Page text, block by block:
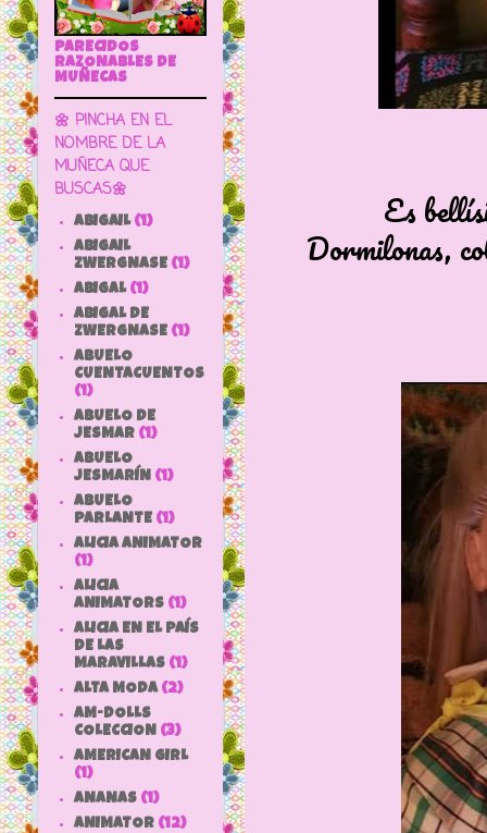
Es
Dormilonas,
PARECIDOS
RAZONABLES DE
MUÑECAS
🌼 PINCHA EN EL
NOMBRE DE LA
MUÑECA QUE
BUSCAS🌼
ABIGAIL (1)
ABIGAIL
ZWERGNASE (1)
ABIGAL (1)
ABIGAL DE
ZWERGNASE (1)
ABUELO
CUENTACUENTOS
(1)
ABUELO DE
JESMAR (1)
ABUELO
JESMARÍN (1)
ABUELO
PARLANTE (1)
ALICIA ANIMATOR
(1)
ALICIA
ANIMATORS (1)
ALICIA EN EL PAÍS
DE LAS
MARAVILLAS (1)
ALTA MODA (2)
AM-DOLLS
COLECCION (3)
AMERICAN GIRL
(1)
ANANAS (1)
ANIMATOR (12)